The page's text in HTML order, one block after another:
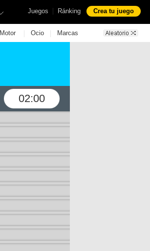
Juegos | Ránking Crea tu juego
Motor | Ocio | Marcas
02:00